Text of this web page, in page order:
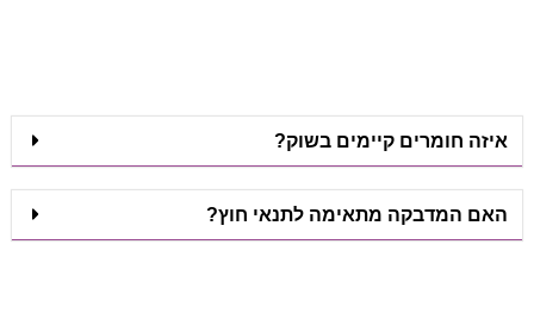
איזה חומרים קיימים בשוק?
האם המדבקה מתאימה לתנאי חוץ?